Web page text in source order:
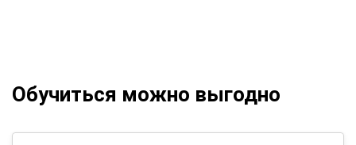
Обучиться можно выгодно